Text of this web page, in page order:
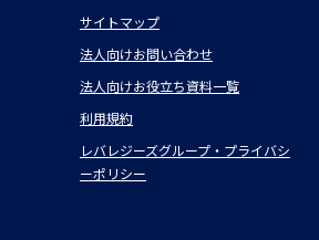
サイトマップ
法人向けお問い合わせ
法人向けお役立ち資料一覧
利用規約
レバレジーズグループ・プライバシ
ーポリシー